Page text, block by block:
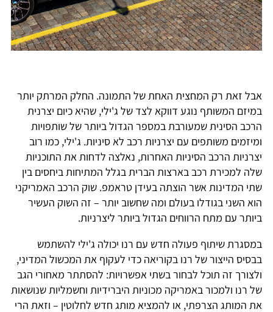
אבל זאת רק המחצית האחת של התמונה. החלק המרתק יותר
במיזם המשותף נוגע דווקא לצד של ג'ילי, שהיא כיום יצרנית
הרכב הסינית שמעורבת במספר הגדול ביותר של שותפויות
ומיזמים משותפים עם יצרניות רכב לא סיניות. ג'ילי, כמו רוב
יצרניות הרכב הסיניות האחרות, נאלצה לדחות את התוכניות
שלה למכירת רכב בארצות הברית בגלל המתיחות ביחסים בין
שתי המדינות אשר הוצתה בעידן טראמפ. שוק הרכב האמריקני
הוא השני בגודלו בעולם ומה שחשוב יותר – זה השוק העשיר
ביותר עם מתח הרווחים הגדול ביותר ליצרניות.
במסגרת שיתוף פעולה חדש עם רנו יכולה ג'ילי להשתמש
בבסיס הייצור של רנו בקוריאה כדי לעקוף את המכשול המדיני,
ולצורך זה תוכל לבחור בשתי אפשרויות: להסתתר מאחורי הגב
של רנו ולמכור באמריקה מכוניות היברידיות וחשמליות שנושאות
את המותג הצרפתי, או להמציא מותג חדש לחלוטין – וזאת הרי